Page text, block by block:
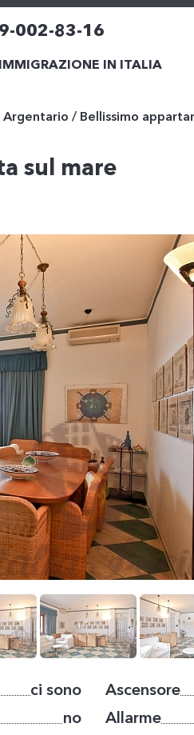
002-83-16
IMMIGRAZIONE IN ITALIA
Argentario / Bellissimo
sul mare
ci sono Ascensore
no Allarme